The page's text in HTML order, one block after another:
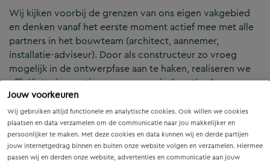
Jouw voorkeuren
Wij gebruiken altijd functionele en analytische cookies. Ook willen we cookies
plaatsen en data verzamelen om de communicatie naar jou makkelijker en
persoonlijker te maken. Met deze cookies en data kunnen wij en derde partijen
jouw internetgedrag binnen en buiten onze website volgen en verzamelen. Hiermee
passen wij en derden onze website, advertenties en communicatie aan jouw
Wij kijken voorbij de grenzen van ons eigen vakgebied
en denken vanaf het eerste moment actief mee met alle
partners in het bouwteam (architect, aannemer,
installatie-adviseur). Door als constructeur zo vroeg
mogelijk in de ontwerpfase aan te haken, realiseren we
efficiënte, innovatieve en economisch optimale
constructies — voor zowel nieuwbouw als renovatie.
Onze Expertises en Activiteiten
B&Z Bouwtechniek verzorgt het volledige constructieve